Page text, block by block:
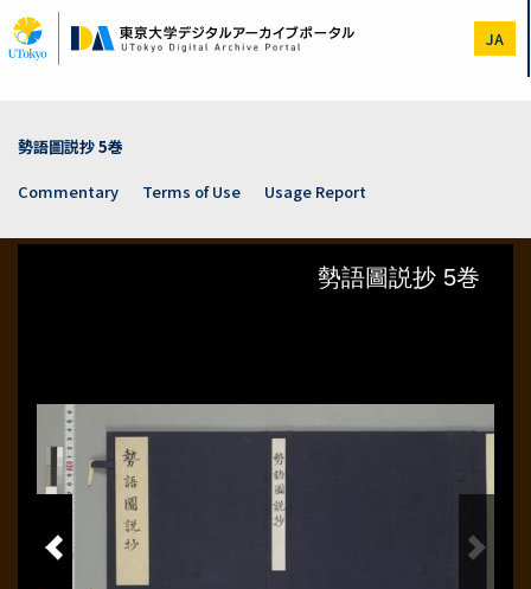
to
main
JA
勢語圖説抄 5巻
Commentary
Terms of Use Usage Report